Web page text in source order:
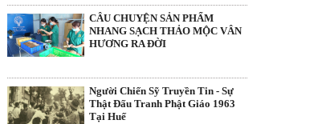
CÂU CHUYỆN SẢN PHẨM
NHANG SẠCH THẢO MỘC VÂN
HƯƠNG RA ĐỜI
Người Chiến Sỹ Truyền Tin - Sự
Thật Đấu Tranh Phật Giáo 1963
Tại Huế